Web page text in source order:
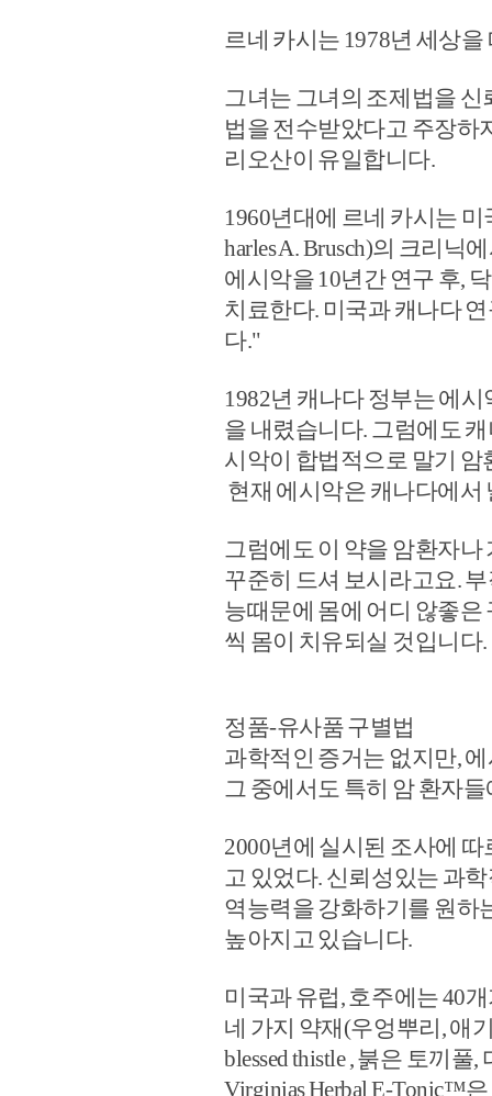
르네 카시는 1978년 세상
그녀는 그녀의 조제법을
법을 전수받았다고 주장하
리오산이 유일합니다.
1960년대에 르네 카시는
harles A. Brusch)의 크리닉
에시악을 10년간 연구 후,
치료한다. 미국과 캐나다
다."
1982년 캐나다 정부는 에
을 내렸습니다. 그럼에도
시악이 합법적으로 말기
현재 에시악은 캐나다에
그럼에도 이 약을 암환자
꾸준히 드셔 보시라고요.
능때문에 몸에 어디 않좋
씩 몸이 치유되실 것입니
정품-유사품 구별법
과학적인 증거는 없지만,
그 중에서도 특히 암 환자
2000년에 실시된 조사에
고 있었다. 신뢰성있는 과
역능력을 강화하기를 원하
높아지고 있습니다.
미국과 유럽, 호주에는 40
네 가지 약재(우엉뿌리, 애
blessed thistle , 붉은 토끼
Virginias Herbal E-Tonic™